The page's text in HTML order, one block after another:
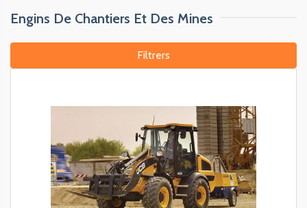
Engins De Chantiers Et Des Mines
Filtrers